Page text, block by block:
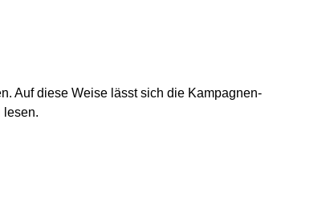
. Auf diese Weise lässt sich die Kampagnen-
lesen.